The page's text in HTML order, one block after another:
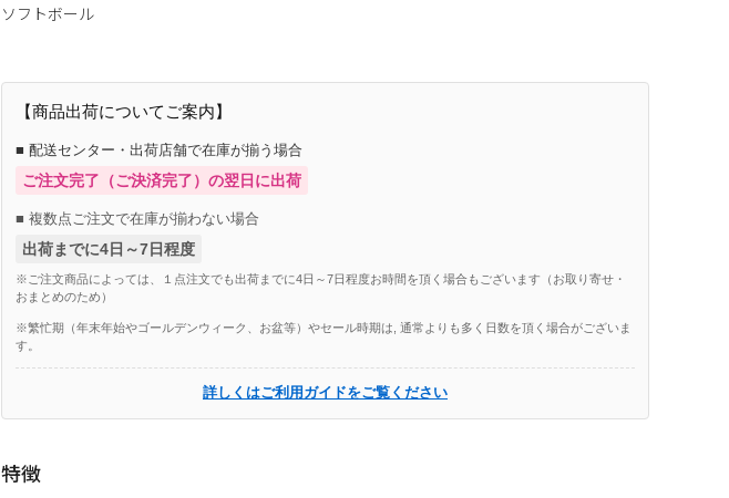
ソフトボール
【商品出荷についてご案内】
■ 配送センター・出荷店舗で在庫が揃う場合
ご注文完了（ご決済完了）の翌日に出荷
■ 複数点ご注文で在庫が揃わない場合
出荷までに4日～7日程度
※ご注文商品によっては、１点注文でも出荷までに4日～7日程度お時間を頂く場合もございます（お取り寄せ・
おまとめのため）
※繁忙期（年末年始やゴールデンウィーク、お盆等）やセール時期は, 通常よりも多く日数を頂く場合がございま
す。
詳しくはご利用ガイドをご覧ください
特徴